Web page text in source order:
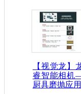
【视觉龙】
睿智能相机
厨具磨抛应用